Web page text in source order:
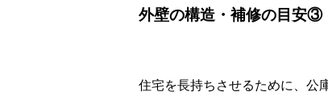
外壁の構造・補修の目安③
住宅を長持ちさせるために、公